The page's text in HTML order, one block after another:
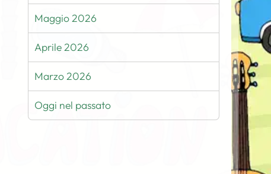
Maggio 2026
Aprile 2026
Marzo 2026
Oggi nel passato